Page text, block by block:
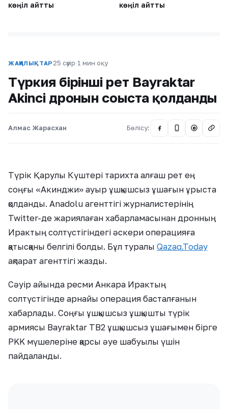
көңіл айтты көңіл айтты
ЖАҢАЛЫҚТАР 25 сәуір·1 мин оқу
Түркия бірінші рет Bayraktar
Akinci дронын соғыста қолданды
Алмас Жарасхан Бөлісу: @
Түрік Қарулы Күштері тарихта алғаш рет ең
соңғы «Акинджи» ауыр ұшқышсыз ұшағын ұрыста
қолданды. Anadolu агенттігі журналистерінің
Twitter-де жариялаған хабарламасынан дронның
Ирактың солтүстігіндегі әскери операцияға
қатысқаны белгілі болды. Бұл туралы Qazaq.Today
ақпарат агенттігі жазды.
Сәуір айында ресми Анкара Ирактың
солтүстігінде арнайы операция басталғанын
хабарлады. Соңғы ұшқышсыз ұшқышты түрік
армиясы Bayraktar TB2 ұшқышсыз ұшағымен бірге
PKK мүшелеріне қарсы әуе шабуылы үшін
пайдаланды.